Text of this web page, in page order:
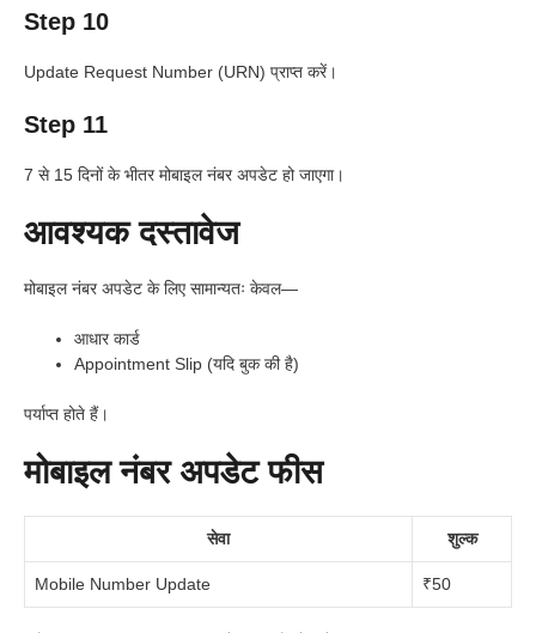
Step 10
Update Request Number (URN) प्राप्त करें।
Step 11
7 से 15 दिनों के भीतर मोबाइल नंबर अपडेट हो जाएगा।
आवश्यक दस्तावेज
मोबाइल नंबर अपडेट के लिए सामान्यतः केवल—
आधार कार्ड
Appointment Slip (यदि बुक की है)
पर्याप्त होते हैं।
मोबाइल नंबर अपडेट फीस
सेवा शुल्क
Mobile Number Update ₹50